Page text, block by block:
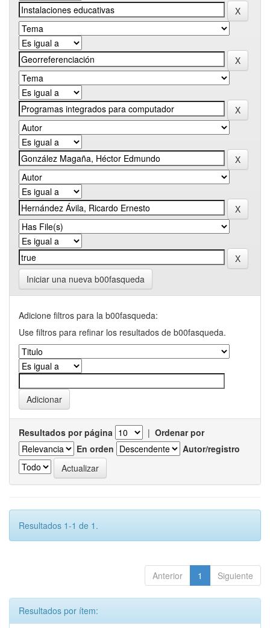
Iniciar una nueva b00fasqueda
Adicione filtros para la b00fasqueda:
Use filtros para refinar los resultados de b00fasqueda.
Resultados por página | Ordenar por
En orden
Autor/registro
Resultados 1-1 de 1.
Anterior 1 Siguiente
Resultados por ítem: